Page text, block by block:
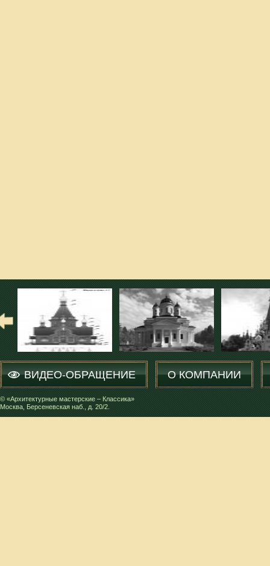
ВИДЕО-ОБРАЩЕНИЕ О КОМПАНИИ
© «Архитектурные мастерские – Классика»
Москва, Берсеневская наб., д. 20/2.